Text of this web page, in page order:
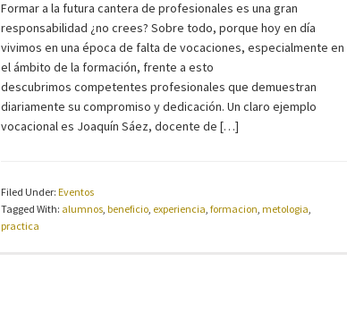
Formar a la futura cantera de profesionales es una gran
responsabilidad ¿no crees? Sobre todo, porque hoy en día
vivimos en una época de falta de vocaciones, especialmente en
el ámbito de la formación, frente a esto
descubrimos competentes profesionales que demuestran
diariamente su compromiso y dedicación. Un claro ejemplo
vocacional es Joaquín Sáez, docente de […]
Filed Under:Eventos
Tagged With: alumnos ,beneficio experiencia ,formacion ,metologia
practica